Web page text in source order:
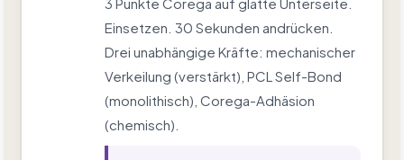
Einsetzen. 30 Sekunden andrücken.
Drei unabhängige Kräfte: mechanischer
Verkeilung (verstärkt), PCL Self-Bond
(monolithisch), Corega-Adhäsion
(chemisch).